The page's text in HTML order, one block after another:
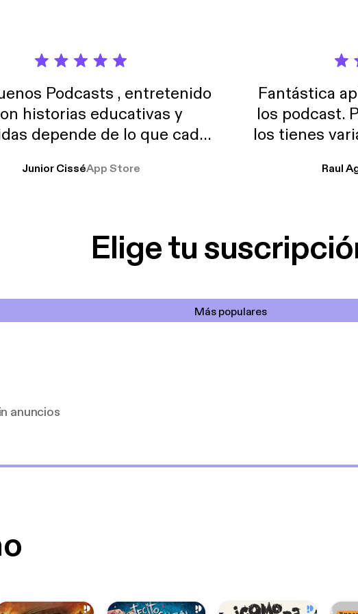
Podcasts , entretenido
historias educativas y
depende de lo que cada
ya que estoy muchas horas
Junior CisséApp Store
Fantástica
los podcast.
los tienes
Raul
Elige tu
Más populares
anuncios